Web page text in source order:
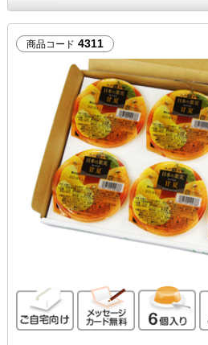
商品コード 4311
ご自宅向けメッセージ6